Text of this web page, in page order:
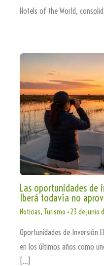
Hotels of the World,
Las oportunidades de
Iberá todavía no
Noticias, Turismo •23 de junio
Oportunidades de Inversión
en los últimos años como
[…]